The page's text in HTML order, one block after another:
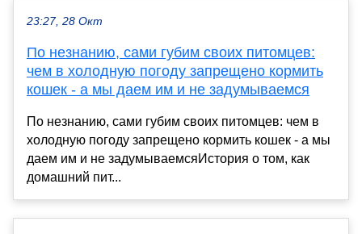
23:27, 28 Окт
По незнанию, сами губим своих питомцев:
чем в холодную погоду запрещено кормить
кошек - а мы даем им и не задумываемся
По незнанию, сами губим своих питомцев: чем в
холодную погоду запрещено кормить кошек - а мы
даем им и не задумываемсяИстория о том, как
домашний пит...